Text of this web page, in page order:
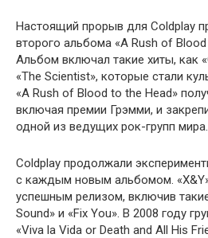
Настоящий прорыв для Coldplay
второго альбома «A Rush of Blood
Альбом включал такие хиты, как
«The Scientist», которые стали
«A Rush of Blood to the Head»
включая премии Грэмми, и
одной из ведущих рок-групп мира.
Coldplay продолжали
с каждым новым альбомом.
успешным релизом, включив
Sound» и «Fix You». В 2008 году
«Viva la Vida or Death and All His